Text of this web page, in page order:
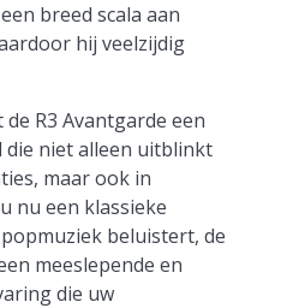
breed scala aan
hij veelzijdig
R3 Avantgarde een
die niet alleen uitblinkt
maar ook in
nu een klassieke
beluistert, de
meeslepende en
die uw